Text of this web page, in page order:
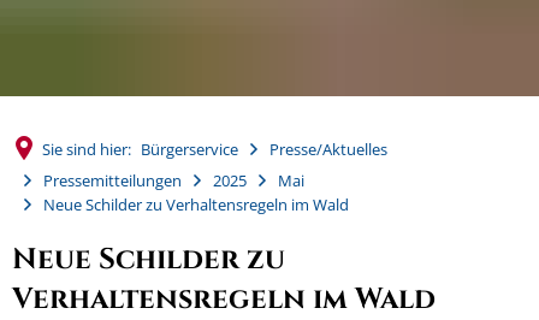
Sie sind hier: Bürgerservice
Presse/Aktuelles
Pressemitteilungen
2025
Mai
Neue Schilder zu Verhaltensregeln im Wald
Neue Schilder zu
Verhaltensregeln im Wald